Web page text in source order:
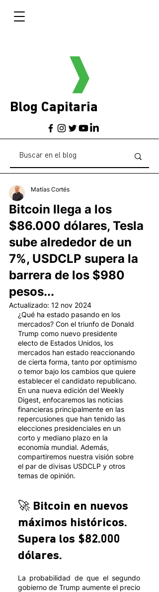
Blog Capitaria
Bitcoin llega a los
$86.000 dólares, Tesla
sube alrededor de un
7%, USDCLP supera la
barrera de los $980
pesos...
Matías Cortés
Actualizado: 12 nov 2024
¿Qué ha estado pasando en los
mercados? Con el triunfo de Donald
Trump como nuevo presidente
electo de Estados Unidos, los
mercados han estado reaccionando
de cierta forma, tanto por optimismo
o temor bajo los cambios que quiere
establecer el candidato republicano.
En una nueva edición del Weekly
Digest, enfocaremos las noticias
financieras principalmente en las
repercusiones que han tenido las
elecciones presidenciales en un
corto y mediano plazo en la
economía mundial. Además,
compartiremos nuestra visión sobre
el par de divisas USDCLP y otros
temas de opinión.
🚀 Bitcoin en nuevos
máximos históricos.
Supera los $82.000
dólares.
La probabilidad de que el segundo
gobierno de Trump aumente el precio